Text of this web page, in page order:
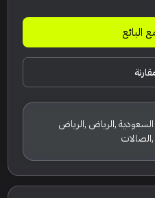
البائع
السعودية ,الرياض ,الرياض
,الصالات